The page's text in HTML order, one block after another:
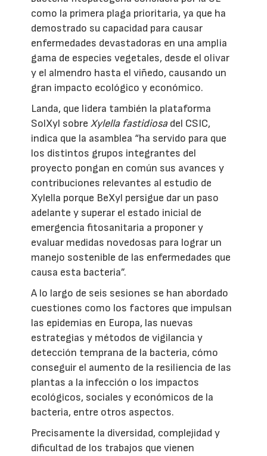
como la primera plaga prioritaria, ya que ha
demostrado su capacidad para causar
enfermedades devastadoras en una amplia
gama de especies vegetales, desde el olivar
y el almendro hasta el viñedo, causando un
gran impacto ecológico y económico.
Landa, que lidera también la plataforma
SolXyl sobreXylella fastidiosa del CSIC,
indica que la asamblea “ha servido para que
los distintos grupos integrantes del
proyecto pongan en común sus avances y
contribuciones relevantes al estudio de
Xylella porque BeXyl persigue dar un paso
adelante y superar el estado inicial de
emergencia fitosanitaria a proponer y
evaluar medidas novedosas para lograr un
manejo sostenible de las enfermedades que
causa esta bacteria”.
A lo largo de seis sesiones se han abordado
cuestiones como los factores que impulsan
las epidemias en Europa, las nuevas
estrategias y métodos de vigilancia y
detección temprana de la bacteria, cómo
conseguir el aumento de la resiliencia de las
plantas a la infección o los impactos
ecológicos, sociales y económicos de la
bacteria, entre otros aspectos.
Precisamente la diversidad, complejidad y
dificultad de los trabajos que vienen